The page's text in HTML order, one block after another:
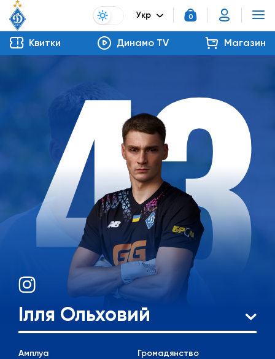
Укр 0
Квитки Динамо TV Магазин
Ілля Ольховий
Амплуа Громадянство
43